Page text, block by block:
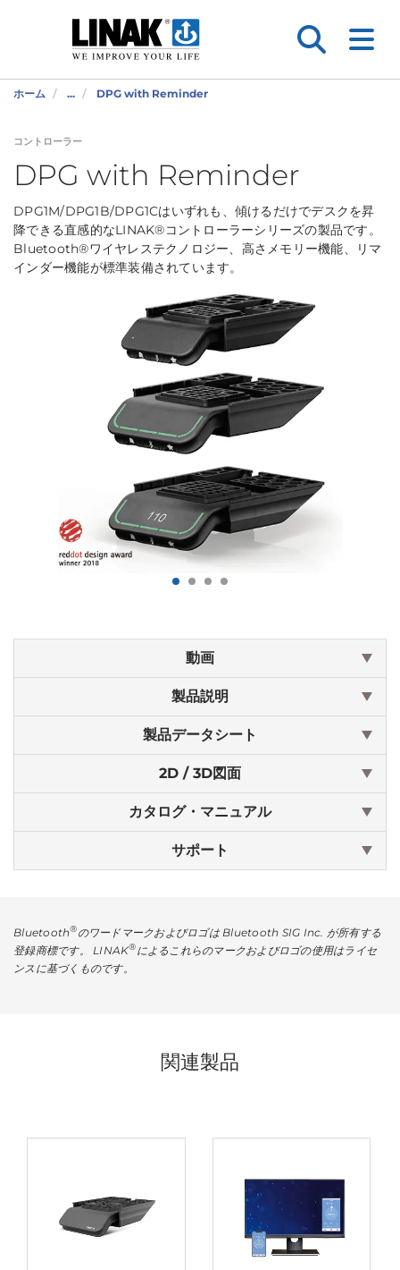
ホーム ... DPG with Reminder
コントローラー
DPG with Reminder
DPG1M/DPG1B/DPG1Cはいずれも、傾けるだけでデスクを昇
降できる直感的なLINAK®コントローラーシリーズの製品です。
Bluetooth®ワイヤレステクノロジー、高さメモリー機能、リマ
インダー機能が標準装備されています。
動画
製品説明
製品データシート
2D / 3D図面
カタログ・マニュアル
サポート
Bluetooth®のワードマークおよびロゴは Bluetooth SIG Inc. が所有する
登録商標です。 LINAK®によるこれらのマークおよびロゴの使用はライセ
ンスに基づくものです。
関連製品